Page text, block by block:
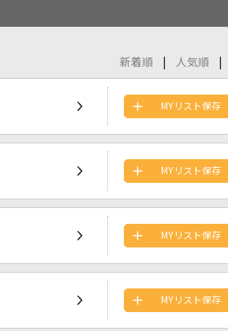
新着順
人気順
MYリスト保存
MYリスト保存
MYリスト保存
MYリスト保存